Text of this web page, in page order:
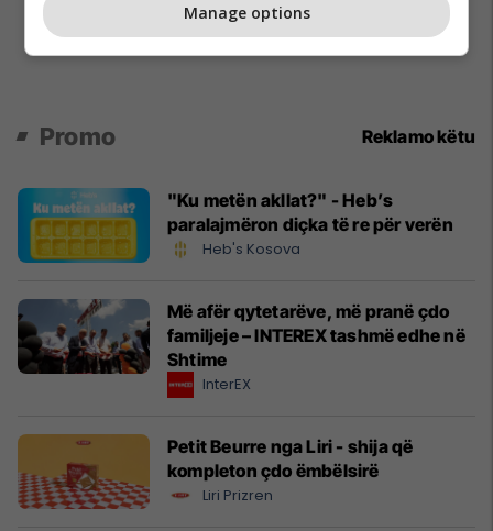
Promo Reklamo këtu
"Ku metën akllat?" - Heb’s
paralajmëron diçka të re për verën
Heb's Kosova
Më afër qytetarëve, më pranë çdo
familjeje – INTEREX tashmë edhe në
Shtime
InterEX
Petit Beurre nga Liri - shija që
kompleton çdo ëmbëlsirë
Liri Prizren
Manage options